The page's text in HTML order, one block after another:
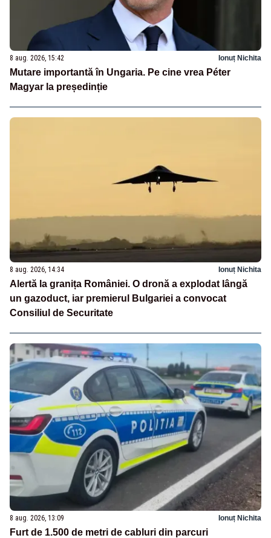
8 aug. 2026, 15:42 Ionuț Nichita
Mutare importantă în Ungaria. Pe cine vrea Péter
Magyar la președinție
8 aug. 2026, 14:34 Ionuț Nichita
Alertă la granița României. O dronă a explodat lângă
un gazoduct, iar premierul Bulgariei a convocat
Consiliul de Securitate
8 aug. 2026, 13:09 Ionuț Nichita
Furt de 1.500 de metri de cabluri din parcuri